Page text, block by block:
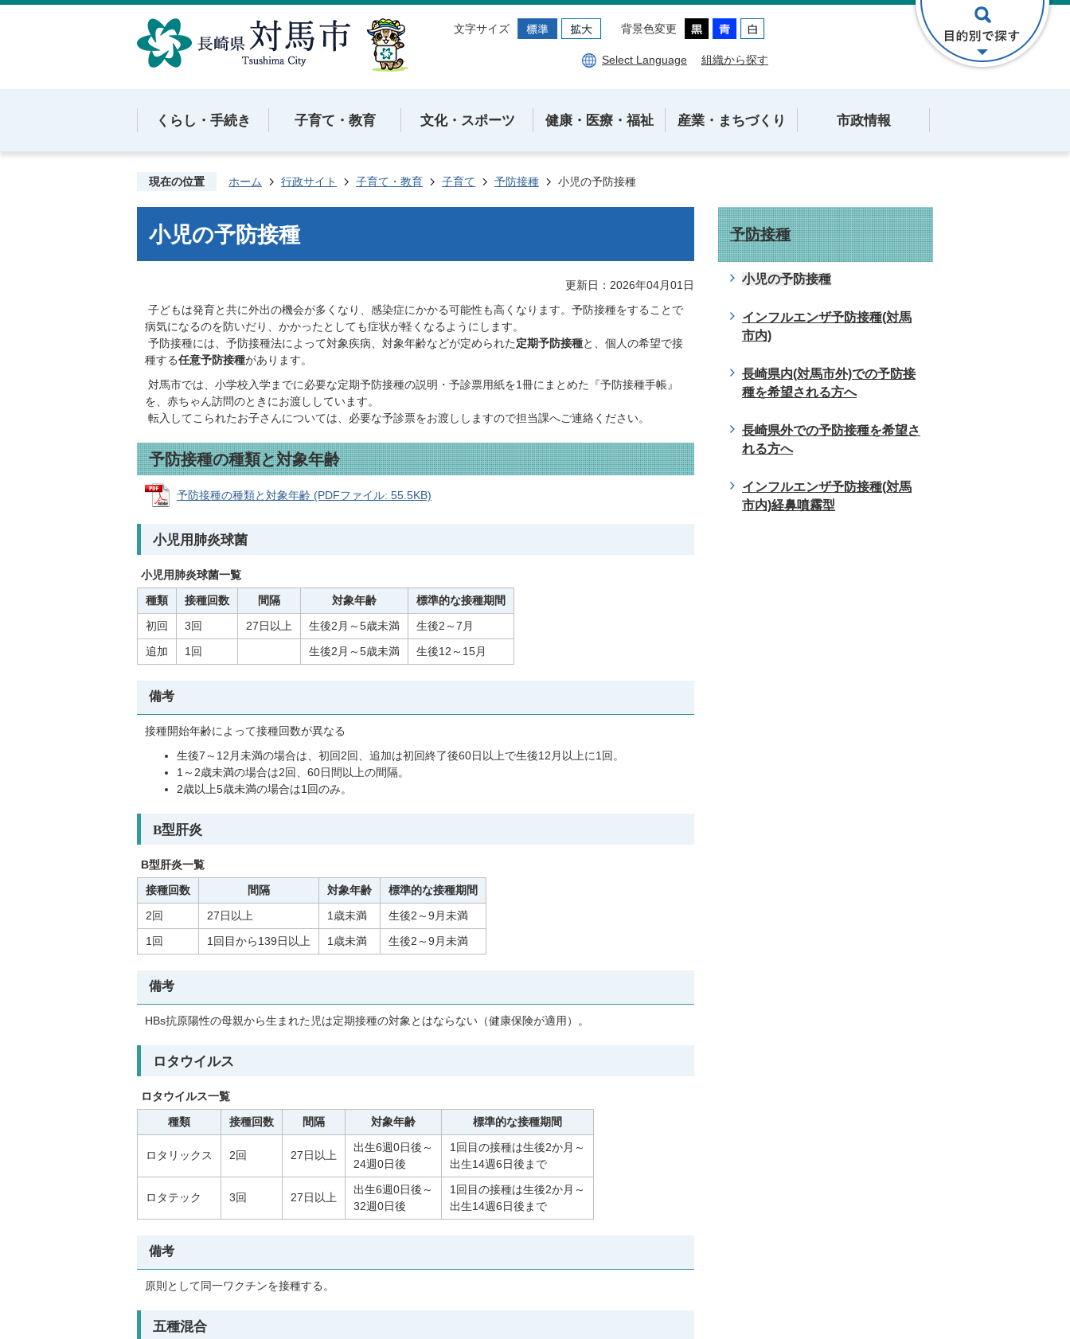
文字サイズ 背景色変更
Select Language 組織から探す
くらし・手続き 子育て・教育 文化・スポーツ 健康・医療・福祉 産業・まちづくり 市政情報
現在の位置 ホーム 行政サイト 子育て・教育 子育て 予防接種 小児の予防接種
小児の予防接種
更新日：2026年04月01日
子どもは発育と共に外出の機会が多くなり、感染症にかかる可能性も高くなります。予防接種をすることで
病気になるのを防いだり、かかったとしても症状が軽くなるようにします。
予防接種には、予防接種法によって対象疾病、対象年齢などが定められた定期予防接種と、個人の希望で接
種する任意予防接種があります。
対馬市では、小学校入学までに必要な定期予防接種の説明・予診票用紙を1冊にまとめた『予防接種手帳』
を、赤ちゃん訪問のときにお渡ししています。
転入してこられたお子さんについては、必要な予診票をお渡ししますので担当課へご連絡ください。
予防接種の種類と対象年齢
予防接種の種類と対象年齢 (PDFファイル: 55.5KB)
小児用肺炎球菌
小児用肺炎球菌一覧
種類
接種回数 間隔 対象年齢
標準的な接種期間
初回
3回 27日以上 生後2月～5歳未満
生後2～7月
追加
1回 生後2月～5歳未満 生後12～15月
備考
接種開始年齢によって接種回数が異なる
生後7～12月未満の場合は、初回2回、追加は初回終了後60日以上で生後12月以上に1回。
1～2歳未満の場合は2回、60日間以上の間隔。
2歳以上5歳未満の場合は1回のみ。
B型肝炎
B型肝炎一覧
接種回数
間隔 対象年齢
標準的な接種期間
2回
27日以上 1歳未満
生後2～9月未満
1回
1回目から139日以上 1歳未満 生後2～9月未満
備考
HBs抗原陽性の母親から生まれた児は定期接種の対象とはならない（健康保険が適用）。
ロタウイルス
ロタウイルス一覧
種類
接種回数 間隔 対象年齢 標準的な接種期間
ロタリックス 2回 27日以上
出生6週0日後～
24週0日後
1回目の接種は生後2か月～
出生14週6日後まで
ロタテック 3回 27日以上
出生6週0日後～
32週0日後
1回目の接種は生後2か月～
出生14週6日後まで
備考
原則として同一ワクチンを接種する。
五種混合
予防接種
小児の予防接種
インフルエンザ予防接種(対馬
市内)
長崎県内(対馬市外)での予防接
種を希望される方へ
長崎県外での予防接種を希望さ
れる方へ
インフルエンザ予防接種(対馬
市内)経鼻噴霧型